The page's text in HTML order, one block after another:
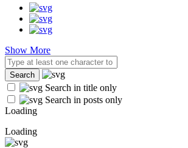
Show More
Search in title only
Search in posts only
Loading
Loading